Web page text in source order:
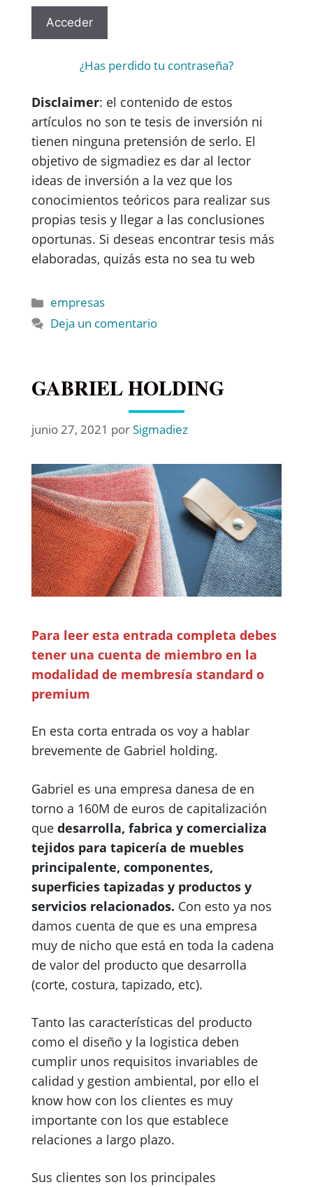
¿Has perdido tu contraseña?
Disclaimer: el contenido de estos
artículos no son te tesis de inversión ni
tienen ninguna pretensión de serlo. El
objetivo de sigmadiez es dar al lector
ideas de inversión a la vez que los
conocimientos teóricos para realizar sus
propias tesis y llegar a las conclusiones
oportunas. Si deseas encontrar tesis más
elaboradas, quizás esta no sea tu web
empresas
Deja un comentario
GABRIEL HOLDING
junio 27, 2021 porSigmadiez
Para leer esta entrada completa debes
tener una cuenta de miembro en la
modalidad de membresía standard o
premium
En esta corta entrada os voy a hablar
brevemente de Gabriel holding.
Gabriel es una empresa danesa de en
torno a 160M de euros de capitalización
que desarrolla, fabrica y comercializa
tejidos para tapicería de muebles
principalente, componentes,
superficies tapizadas y productos y
servicios relacionados. Con esto ya nos
damos cuenta de que es una empresa
muy de nicho que está en toda la cadena
de valor del producto que desarrolla
(corte, costura, tapizado, etc).
Tanto las características del producto
como el diseño y la logistica deben
cumplir unos requisitos invariables de
calidad y gestion ambiental, por ello el
know how con los clientes es muy
importante con los que establece
relaciones a largo plazo.
Sus clientes son los principales